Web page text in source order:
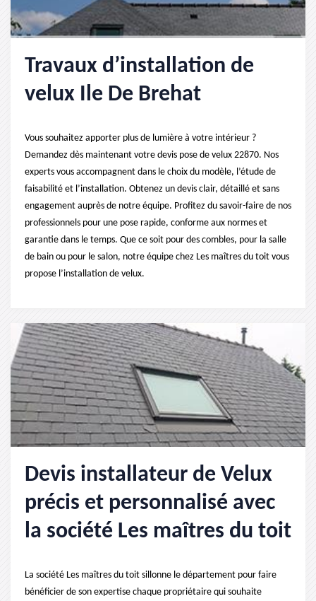
Travaux d’installation de
velux Ile De Brehat
Vous souhaitez apporter plus de lumière à votre intérieur ?
Demandez dès maintenant votre devis pose de velux 22870. Nos
experts vous accompagnent dans le choix du modèle, l’étude de
faisabilité et l’installation. Obtenez un devis clair, détaillé et sans
engagement auprès de notre équipe. Profitez du savoir-faire de nos
professionnels pour une pose rapide, conforme aux normes et
garantie dans le temps. Que ce soit pour des combles, pour la salle
de bain ou pour le salon, notre équipe chez Les maîtres du toit vous
propose l’installation de velux.
Devis installateur de Velux
précis et personnalisé avec
la société Les maîtres du toit
La société Les maîtres du toit sillonne le département pour faire
bénéficier de son expertise chaque propriétaire qui souhaite